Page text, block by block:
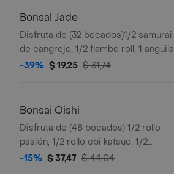
Bonsai Jade
Disfruta de (32 bocados)1/2 samurai
de cangrejo, 1/2 flambe roll, 1 anguila
especial, 1/2 kani seaweed, 1/2 sak
-39% $ 19,25 $ 31,74
Bonsai Oishi
Disfruta de (48 bocados) 1/2 rollo
pasión, 1/2 rollo ebi katsuo, 1/2
California al Estilo Noe, 1 rollo Nubori,
-15% $ 37,47 $ 44,04